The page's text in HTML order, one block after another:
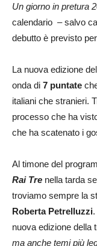
Un giorno in pretura
calendario – salvo
debutto è previsto
La nuova edizione
onda di 7 puntate
italiani che stranieri.
processo che ha
che ha scatenato i
Al timone del
Rai Tre nella tarda
troviamo sempre la
Roberta Petrelluzzi
nuova edizione della
ma anche temi più